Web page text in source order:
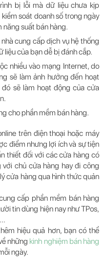
bị lỗi mà dữ liệu chưa kịp
soát doanh số trong ngày
năng suất bán hàng.
cung cấp dịch vụ hệ thống
liệu của bạn dễ bị đánh cắp.
nhiều vào mạng Internet, do
sẽ làm ảnh hưởng đến hoạt
sẽ làm hoạt động của cửa
cho phần mềm bán hàng.
trên điện thoại hoặc máy
điểm nhưng lợi ích và sự tiện
thiết đối với các cửa hàng có
với chủ cửa hàng hay đi công
cửa hàng qua hình thức quản
cấp phần mềm bán hàng
tin dùng hiện nay như TPos,
hiệu quả hơn, bạn có thể
những kinh nghiệm bán hàng
ngày.